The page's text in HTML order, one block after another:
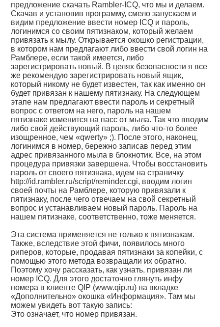
предложение скачать Rambler-ICQ, что мы и делаем.
Скачав и установив программу, смело запускаем и
видим предложение ввести номер ICQ и пароль,
логинимся со своим пятизнаком, который желаем
привязать к мылу. Открывается окошко регистрации,
в котором нам предлагают либо ввести свой логин на
Рамблере, если такой имеется, либо
зарегистрировать новый. В целях безопасности я все
же рекомендую зарегистрировать новый ящик,
который никому не будет известен, так как именно он
будет привязан к нашему пятизнаку. На следующем
этапе нам предлагают ввести пароль и секретный
вопрос с ответом на него, пароль на нашем
пятизнаке изменится на пасс от мыла. Так что вводим
либо свой действующий пароль, либо что-то более
изощренное, чем «qwerty» ;). После этого, наконец,
логинимся в номер, бережно записав перед этим
адрес привязанного мыла в блокнотик. Все, на этом
процедура привязки завершена. Чтобы восстановить
пароль от своего пятизнака, идем на страничку
http://id.rambler.ru/script/reminder.cgi, вводим логин
своей почты на Рамблере, которую привязали к
пятизнаку, после чего отвечаем на свой секретный
вопрос и устанавливаем новый пароль. Пароль на
нашем пятизнаке, соответственно, тоже меняется.
Эта система применяется не только к пятизнакам.
Также, вследствие этой фичи, появилось много
риперов, которые, продавая пятизнаки за копейки, с
помощью этого метода возвращали их обратно.
Поэтому хочу рассказать, как узнать, привязан ли
номер ICQ. Для этого достаточно глянуть инфу
номера в клиенте QIP (www.qip.ru) на вкладке
«Дополнительно» окошка «Информация». Там мы
можем увидеть вот такую запись:
Это означает, что номер привязан.